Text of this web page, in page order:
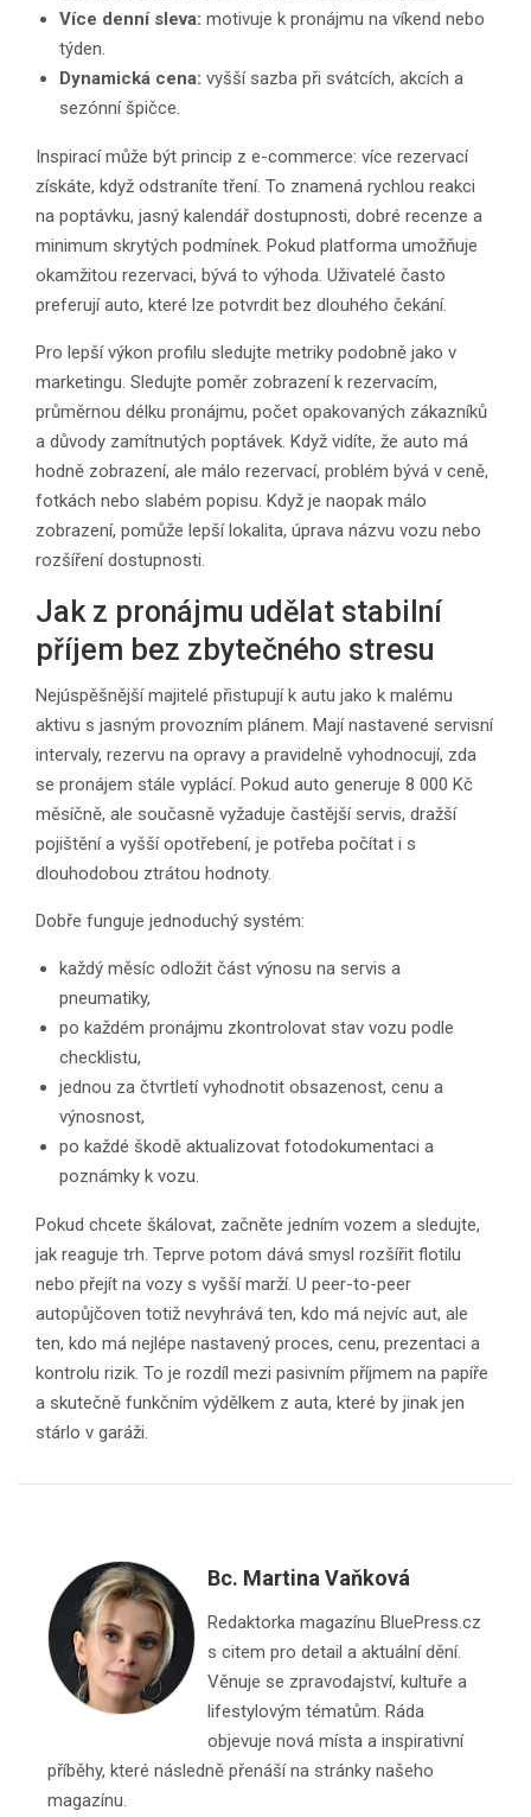
Více denní sleva: motivuje k pronájmu na víkend nebo
týden.
Dynamická cena: vyšší sazba při svátcích, akcích a
sezónní špičce.
Inspirací může být princip z e-commerce: více rezervací
získáte, když odstraníte tření. To znamená rychlou reakci
na poptávku, jasný kalendář dostupnosti, dobré recenze a
minimum skrytých podmínek. Pokud platforma umožňuje
okamžitou rezervaci, bývá to výhoda. Uživatelé často
preferují auto, které lze potvrdit bez dlouhého čekání.
Pro lepší výkon profilu sledujte metriky podobně jako v
marketingu. Sledujte poměr zobrazení k rezervacím,
průměrnou délku pronájmu, počet opakovaných zákazníků
a důvody zamítnutých poptávek. Když vidíte, že auto má
hodně zobrazení, ale málo rezervací, problém bývá v ceně,
fotkách nebo slabém popisu. Když je naopak málo
zobrazení, pomůže lepší lokalita, úprava názvu vozu nebo
rozšíření dostupnosti.
Jak z pronájmu udělat stabilní
příjem bez zbytečného stresu
Nejúspěšnější majitelé přistupují k autu jako k malému
aktivu s jasným provozním plánem. Mají nastavené servisní
intervaly, rezervu na opravy a pravidelně vyhodnocují, zda
se pronájem stále vyplácí. Pokud auto generuje 8 000 Kč
měsíčně, ale současně vyžaduje častější servis, dražší
pojištění a vyšší opotřebení, je potřeba počítat i s
dlouhodobou ztrátou hodnoty.
Dobře funguje jednoduchý systém:
každý měsíc odložit část výnosu na servis a
pneumatiky,
po každém pronájmu zkontrolovat stav vozu podle
checklistu,
jednou za čtvrtletí vyhodnotit obsazenost, cenu a
výnosnost,
po každé škodě aktualizovat fotodokumentaci a
poznámky k vozu.
Pokud chcete škálovat, začněte jedním vozem a sledujte,
jak reaguje trh. Teprve potom dává smysl rozšířit flotilu
nebo přejít na vozy s vyšší marží. U peer-to-peer
autopůjčoven totiž nevyhrává ten, kdo má nejvíc aut, ale
ten, kdo má nejlépe nastavený proces, cenu, prezentaci a
kontrolu rizik. To je rozdíl mezi pasivním příjmem na papíře
a skutečně funkčním výdělkem z auta, které by jinak jen
stárlo v garáži.
Bc. Martina Vaňková
Redaktorka magazínu BluePress.cz
s citem pro detail a aktuální dění.
Věnuje se zpravodajství, kultuře a
lifestylovým tématům. Ráda
objevuje nová místa a inspirativní
příběhy, které následně přenáší na stránky našeho
magazínu.